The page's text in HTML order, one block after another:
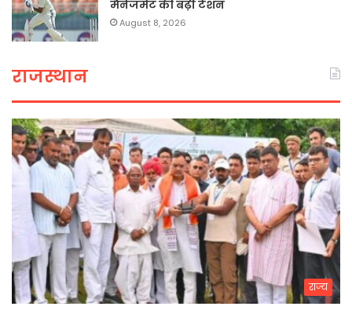
मैनेजमेंट की बढ़ी टेंशन
August 8, 2026
राजस्थान
राज्य